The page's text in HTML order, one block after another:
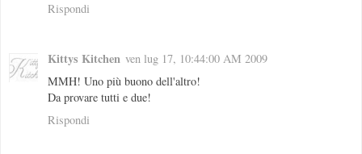
Rispondi
Kittys Kitchen ven lug 17, 10:44:00 AM 2009
MMH! Uno più buono dell'altro!
Da provare tutti e due!
Rispondi